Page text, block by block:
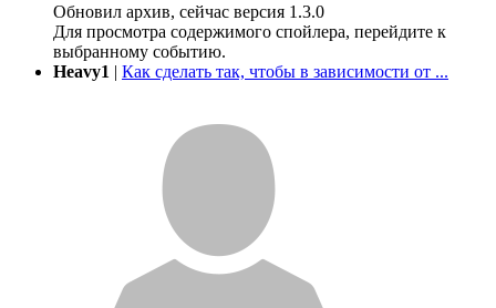
Обновил архив, сейчас версия 1.3.0
Для просмотра содержимого спойлера, перейдите к
выбранному событию.
Heavy1 | Как сделать так, чтобы в зависимости от ...